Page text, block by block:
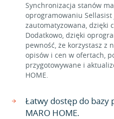
Synchronizacja stanów
oprogramowaniu Sellasist
zautomatyzowana, dzięki
Dodatkowo, dzięki
pewność, że korzystasz z
opisów i cen w ofertach,
przygotowywane i
HOME.
Łatwy dostęp do
MARO HOME.